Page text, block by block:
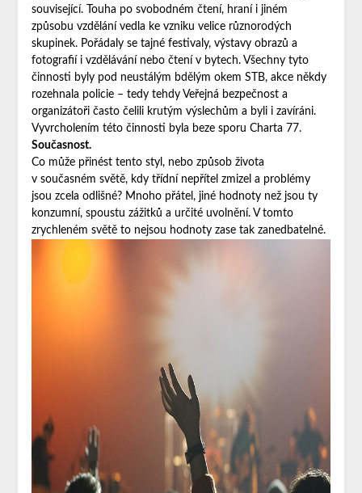
související. Touha po svobodném čtení, hraní i jiném
způsobu vzdělání vedla ke vzniku velice různorodých
skupinek. Pořádaly se tajné festivaly, výstavy obrazů a
fotografií i vzdělávání nebo čtení v bytech. Všechny tyto
činnosti byly pod neustálým bdělým okem STB, akce někdy
rozehnala policie – tedy tehdy Veřejná bezpečnost a
organizátoři často čelili krutým výslechům a byli i zavíráni.
Vyvrcholením této činnosti byla beze sporu Charta 77.
Současnost.
Co může přinést tento styl, nebo způsob života
v současném světě, kdy třídní nepřítel zmizel a problémy
jsou zcela odlišné? Mnoho přátel, jiné hodnoty než jsou ty
konzumní, spoustu zážitků a určité uvolnění. V tomto
zrychleném světě to nejsou hodnoty zase tak zanedbatelné.